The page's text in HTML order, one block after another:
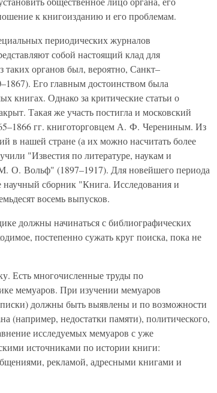
к книгоизданию и его проблемам.
периодических журналов
собой настоящий клад для
органов был, вероятно, Санкт–
Его главным достоинством была
книгах. Однако за критические статьи о
Такая же участь постигла и московский
гг. книготорговцем А. Ф. Черениным. Из
в нашей стране (а их можно насчитать более
"Известия по литературе, наукам и
О. Вольф" (1897–1917). Для новейшего периода
сборник "Книга. Исследования и
восемь выпусков.
должны начинаться с библиографических
постепенно сужать круг поиска, пока не
Есть многочисленные труды по
мемуаров. При изучении мемуаров
должны быть выявлены и по возможности
(например, недостатки памяти), политического,
исследуемых мемуаров с уже
источниками по истории книги:
рекламой, адресными книгами и